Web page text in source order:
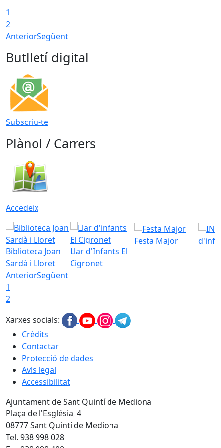
1
2
AnteriorSegüent
Butlletí digital
Subscriu-te
Plànol / Carrers
Accedeix
Biblioteca Joan
Sardà i Lloret
Llar d'Infants El
Cigronet
Festa Major
AnteriorSegüent
1
2
Xarxes socials:
Crèdits
Contactar
Protecció de dades
Avís legal
Accessibilitat
Ajuntament de Sant Quintí de Mediona
Plaça de l'Església, 4
08777 Sant Quintí de Mediona
Tel. 938 998 028